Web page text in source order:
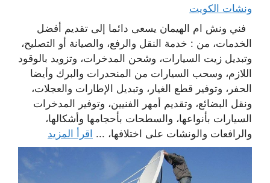
ونشات الكويت
فني ونش ام الهيمان يسعى دائما إلى تقديم أفضل
الخدمات، من : خدمة النقل والرفع، والصيانة أو التصليح،
وتبديل زيت السيارات، وشحن المدخرات، وتزويد بالوقود
اللازم، وسحب السيارات من المنحدرات والبرك وأيضا
الحفر، وتوفير قطع الغيار، وتبديل الإطارات والعجلات،
ونقل البضائع، وتقديم أمهر الفنيين، وتوفير المدخرات
السيارات بأنواعها، والسطحات بأحجامها وأشكالها،
والرافعات والونشات على اختلافها، ... اقرأ المزيد